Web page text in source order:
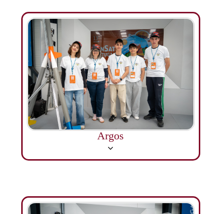
Argos